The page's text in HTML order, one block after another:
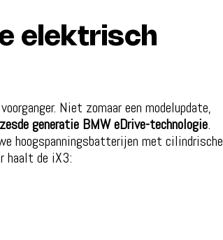
elektrisch
Niet zomaar een modelupdate,
zesde generatie BMW eDrive-technologie.
hoogspanningsbatterijen met cilindrische
haalt de iX3: